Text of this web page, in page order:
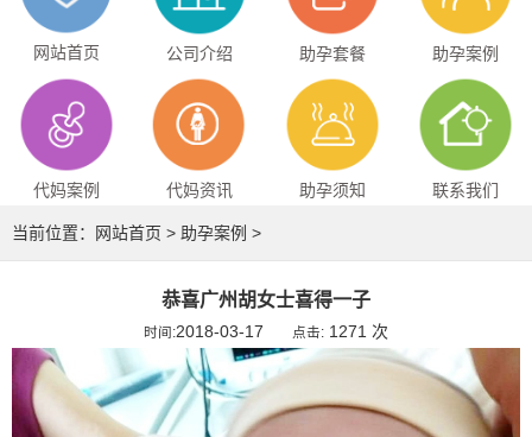
网站首页 公司介绍 助孕套餐 助孕案例
代妈案例 代妈资讯 助孕须知 联系我们
当前位置： 网站首页 > 助孕案例 >
恭喜广州胡女士喜得一子
时间:2018-03-17 点击: 1271 次